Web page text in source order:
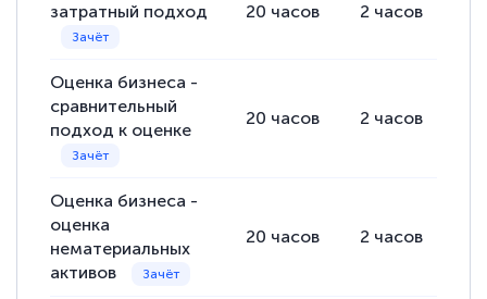
затратный подход
20 часов 2 часов
Оценка бизнеса -
сравнительный
подход к оценке
20 часов 2 часов
Оценка бизнеса -
оценка
нематериальных
активов
20 часов 2 часов